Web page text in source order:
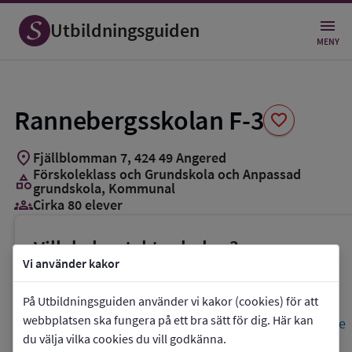
Vi använder kakor
På Utbildningsguiden använder vi kakor (cookies) för att
webbplatsen ska fungera på ett bra sätt för dig. Här kan
du välja vilka cookies du vill godkänna.
Utbildningsguiden MENY
Rannebergsskolan F-3 favorite
Spara
som
favorit
location_on Fjällblomman 7, 42449Angered
categoryFörskoleklass och Grundskola och Anpassad
grundskola, Kommunal
groups_3Cirka 80 elever
Vill du kontakta skolan?
phoneTelefon:031-3668655
mailE-post:
anna.koppfeldt.sandstrom@grundskola.goteborg.se